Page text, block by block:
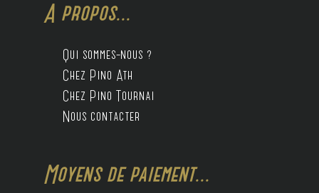
A propos...
Qui sommes-nous ?
Chez Pino Ath
Chez Pino Tournai
Nous contacter
Moyens de paiement...